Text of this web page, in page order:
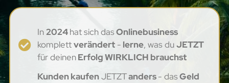
In 2024hat sich dasOnlinebusiness
komplettverändert- lerne, was duJETZT
für deinenErfolg WIRKLICH brauchst
Kunden kaufenJETZTanders- dasGeld